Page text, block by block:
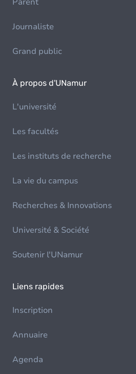
Journaliste
Grand public
À propos d'UNamur
L'université
Les facultés
Les instituts de recherche
La vie du campus
Recherches & Innovations
Université & Société
Soutenir l'UNamur
Liens rapides
Inscription
Annuaire
Agenda